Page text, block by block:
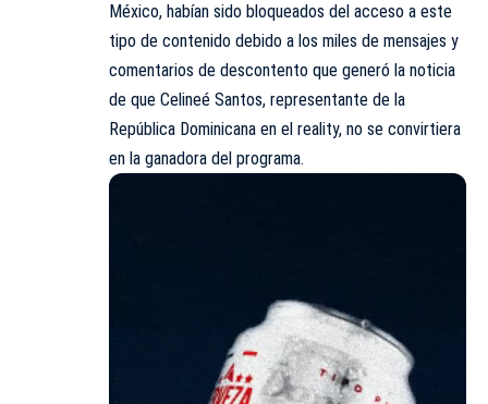
México, habían sido bloqueados del acceso a este
tipo de contenido debido a los miles de mensajes y
comentarios de descontento que generó la noticia
de que Celineé Santos, representante de la
República Dominicana en el reality, no se convirtiera
en la ganadora del programa.